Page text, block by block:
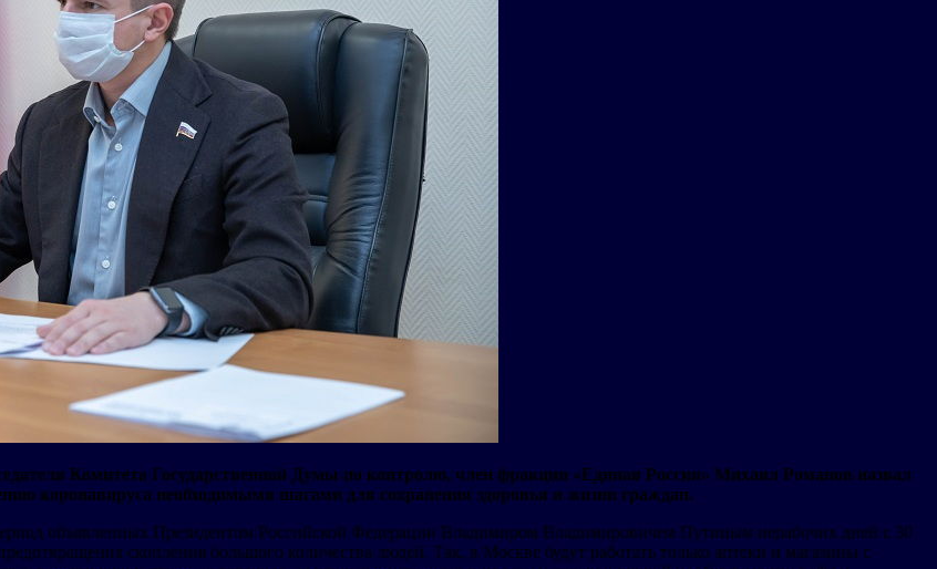
Комитета Государственной Думы по контролю, член фракции «Единая Россия» Михаил Романов назвал
коронавируса необходимыми шагами для сохранения здоровья и жизни граждан.
объявленных Президентом Российской Федерации Владимиром Владимировичем Путиным нерабочих дней с 30
скопления большого количества людей. Так, в Москве будут работать только аптеки и магазины с